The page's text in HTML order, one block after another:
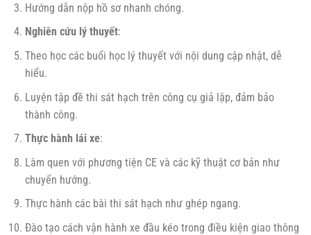
Hướng dẫn nộp hồ sơ nhanh chóng.
Nghiên cứu lý thuyết:
Theo học các buổi học lý thuyết với nội dung cập nhật, dễ
hiểu.
Luyện tập đề thi sát hạch trên công cụ giả lập, đảm bảo
thành công.
Thực hành lái xe:
Làm quen với phương tiện CE và các kỹ thuật cơ bản như
chuyển hướng.
Thực hành các bài thi sát hạch như ghép ngang.
Đào tạo cách vận hành xe đầu kéo trong điều kiện giao thông